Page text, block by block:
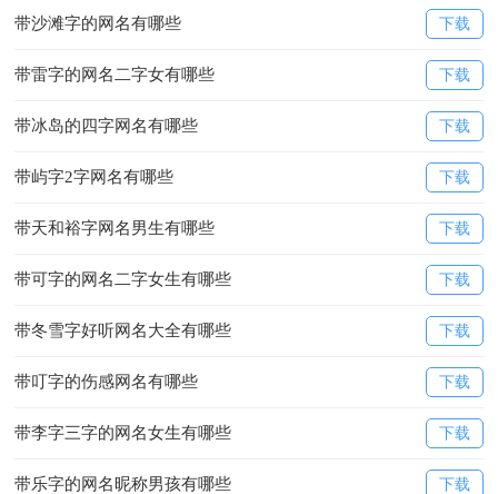
带沙滩字的网名有哪些 下载
带雷字的网名二字女有哪些 下载
带冰岛的四字网名有哪些 下载
带屿字2字网名有哪些 下载
带天和裕字网名男生有哪些 下载
带可字的网名二字女生有哪些 下载
带冬雪字好听网名大全有哪些 下载
带叮字的伤感网名有哪些 下载
带李字三字的网名女生有哪些 下载
带乐字的网名昵称男孩有哪些 下载